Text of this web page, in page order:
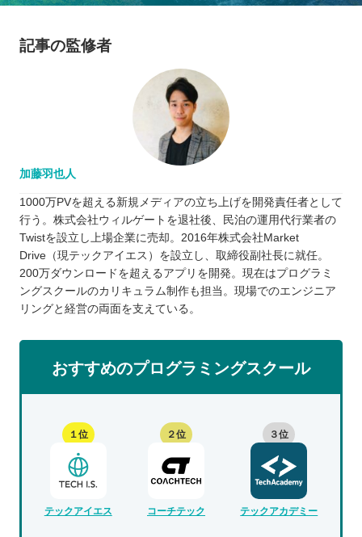
記事の監修者
加藤羽也人
1000万PVを超える新規メディアの立ち上げを開発責任者として
行う。株式会社ウィルゲートを退社後、民泊の運用代行業者の
Twistを設立し上場企業に売却。2016年株式会社Market
Drive（現テックアイエス）を設立し、取締役副社長に就任。
200万ダウンロードを超えるアプリを開発。現在はプログラミ
ングスクールのカリキュラム制作も担当。現場でのエンジニア
リングと経営の両面を支えている。
おすすめのプログラミングスクール
１位
テックアイエス
２位
コーチテック
３位
テックアカデミー